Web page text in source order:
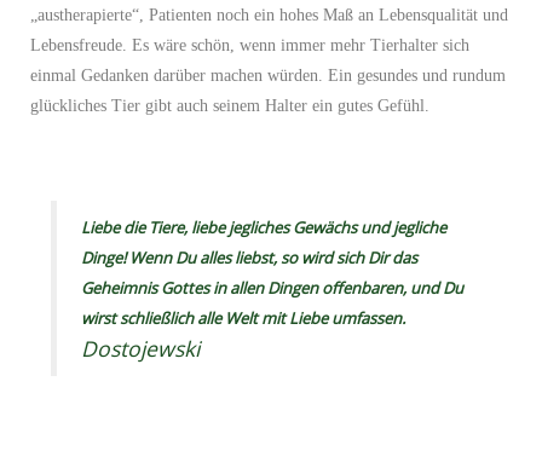
„austherapierte“, Patienten noch ein hohes Maß an Lebensqualität und
Lebensfreude. Es wäre schön, wenn immer mehr Tierhalter sich
einmal Gedanken darüber machen würden. Ein gesundes und rundum
glückliches Tier gibt auch seinem Halter ein gutes Gefühl.
Liebe die Tiere, liebe jegliches Gewächs und jegliche
Dinge! Wenn Du alles liebst, so wird sich Dir das
Geheimnis Gottes in allen Dingen offenbaren, und Du
wirst schließlich alle Welt mit Liebe umfassen.
Dostojewski